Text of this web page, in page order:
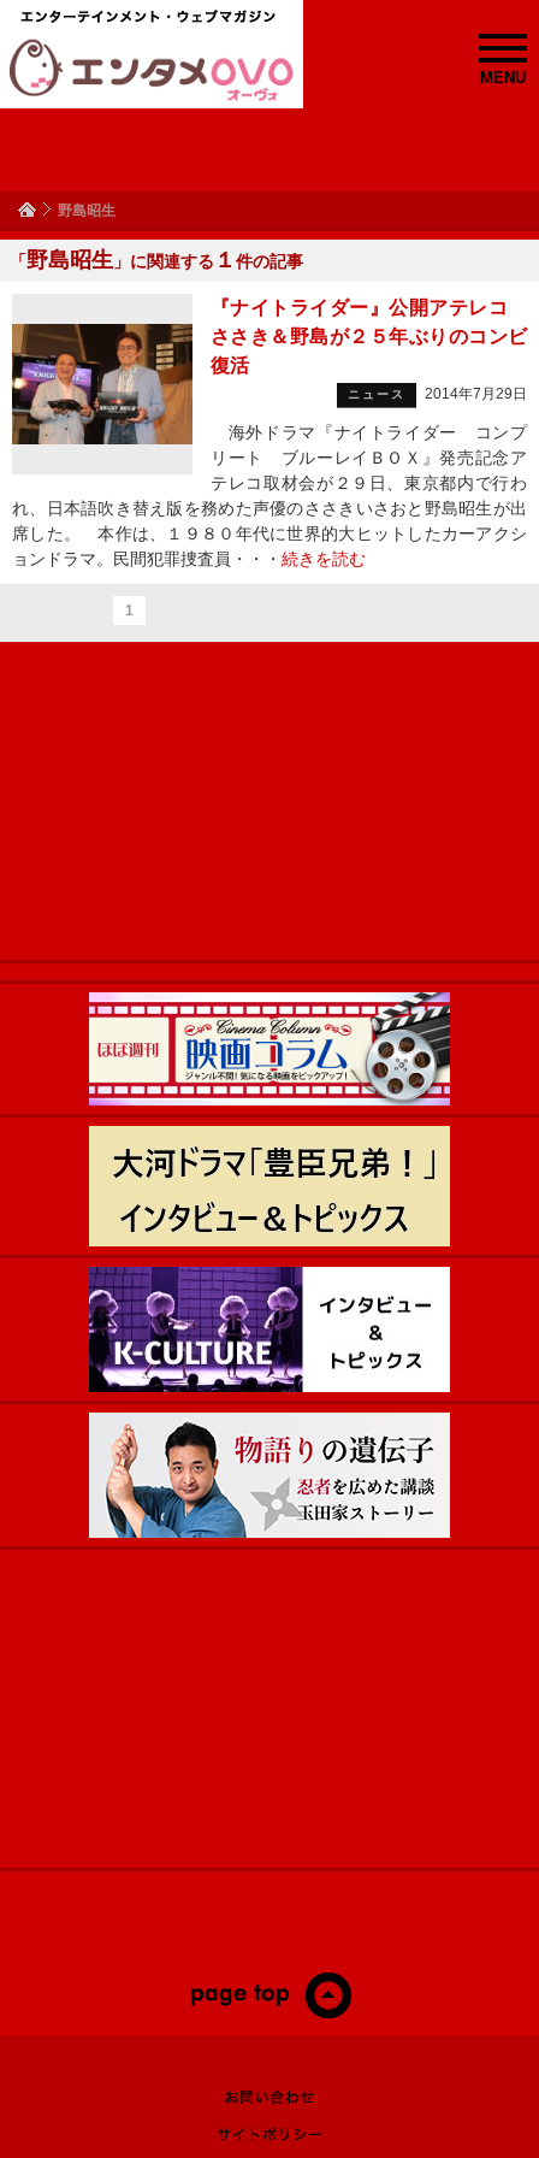
MENU
野島昭生
「野島昭生 」に関連する １ 件の記事
『ナイトライダー』公開アテレコ
ささき＆野島が２５年ぶりのコンビ
復活
ニュース 2014年7月29日
海外ドラマ『ナイトライダー コンプ
リート ブルーレイＢＯＸ』発売記念ア
テレコ取材会が２９日、東京都内で行わ
れ、日本語吹き替え版を務めた声優のささきいさおと野島昭生が出
席した。 本作は、１９８０年代に世界的大ヒットしたカーアクシ
ョンドラマ。民間犯罪捜査員・・・ 続きを読む
1